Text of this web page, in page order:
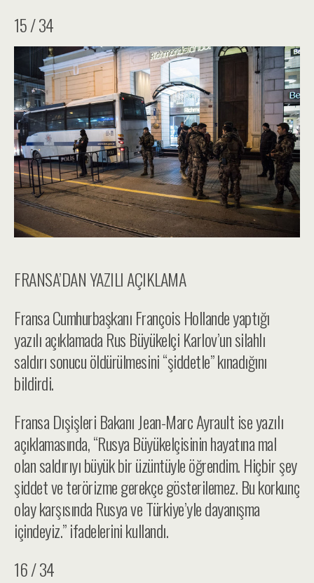
15 / 34
FRANSA’DAN YAZILI AÇIKLAMA
Fransa Cumhurbaşkanı François Hollande yaptığı
yazılı açıklamada Rus Büyükelçi Karlov’un silahlı
saldırı sonucu öldürülmesini “şiddetle” kınadığını
bildirdi.
Fransa Dışişleri Bakanı Jean-Marc Ayrault ise yazılı
açıklamasında, “Rusya Büyükelçisinin hayatına mal
olan saldırıyı büyük bir üzüntüyle öğrendim. Hiçbir şey
şiddet ve terörizme gerekçe gösterilemez. Bu korkunç
olay karşısında Rusya ve Türkiye’yle dayanışma
içindeyiz.” ifadelerini kullandı.
16 / 34